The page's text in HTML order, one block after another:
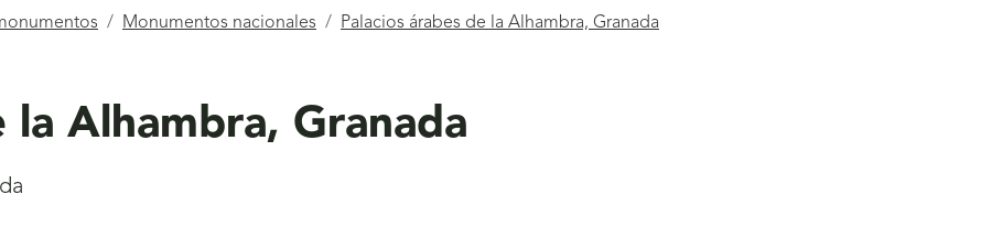
Monumentos nacionales
Palacios árabes de la Alhambra, Granada
la Alhambra, Granada